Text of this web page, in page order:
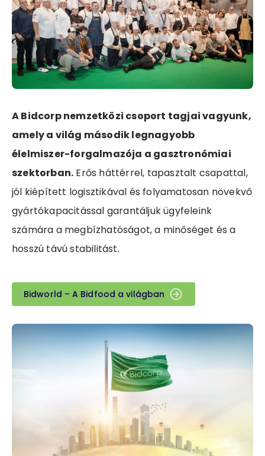
A Bidcorp nemzetközi csoport tagjai vagyunk,
amely a világ második legnagyobb
élelmiszer-forgalmazója a gasztronómiai
szektorban. Erős háttérrel, tapasztalt csapattal,
jól kiépített logisztikával és folyamatosan növekvő
gyártókapacitással garantáljuk ügyfeleink
számára a megbízhatóságot, a minőséget és a
hosszú távú stabilitást.
Bidworld – A Bidfood a világban